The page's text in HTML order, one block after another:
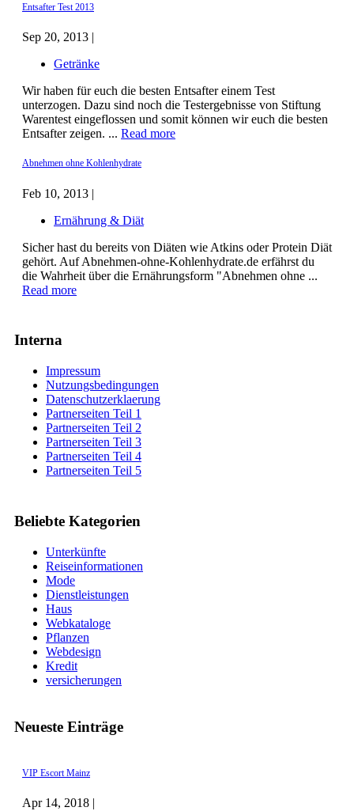
Beliebte Kategorien
Unterkünfte
Reiseinformationen
Mode
Dienstleistungen
Haus
Webkataloge
Pflanzen
Webdesign
Kredit
versicherungen
Neueste Einträge
VIP Escort Mainz
Apr 14, 2018 |
Entsafter Test 2013
Sep 20, 2013 |
Getränke
Wir haben für euch die besten Entsafter einem Test
unterzogen. Dazu sind noch die Testergebnisse von Stiftung
Warentest eingeflossen und somit können wir euch die besten
Entsafter zeigen. ... Read more
Abnehmen ohne Kohlenhydrate
Feb 10, 2013 |
Ernährung & Diät
Sicher hast du bereits von Diäten wie Atkins oder Protein Diät
gehört. Auf Abnehmen-ohne-Kohlenhydrate.de erfährst du
die Wahrheit über die Ernährungsform "Abnehmen ohne ...
Read more
Interna
Impressum
Nutzungsbedingungen
Datenschutzerklaerung
Partnerseiten Teil 1
Partnerseiten Teil 2
Partnerseiten Teil 3
Partnerseiten Teil 4
Partnerseiten Teil 5